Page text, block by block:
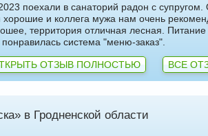
поехали в санаторий радон с
хорошие и коллега мужа нам очень
территория отличная лесная.
система "меню-заказ".
ОТЗЫВ ПОЛНОСТЬЮ ВСЕ
в Гродненской области